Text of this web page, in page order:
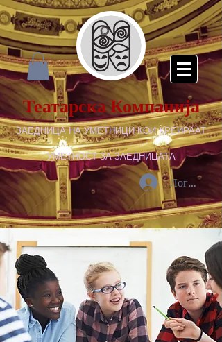
Театарска Компанија
ЗАЕДНИЦА НА УМЕТНИЦИ КОИ КРЕИРААТ
УМЕТНОСТ ЗА ЗАЕДНИЦАТА
Логирај се